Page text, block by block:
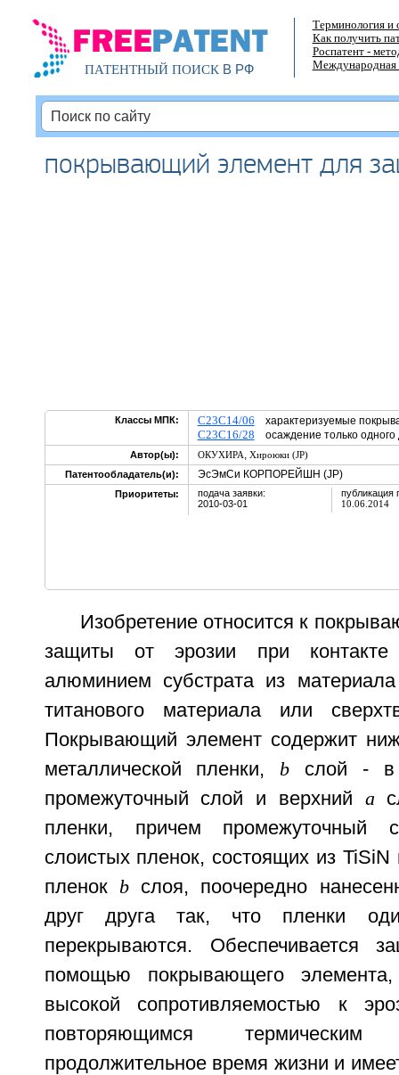
ПАТЕНТНЫЙ ПОИСКВ РФ
Терминология и
Как получить
Роспатент -
Международная
покрывающий элемент для
Классы МПК: C23C14/06 характеризуемые
C23C16/28 осаждение только одного
Автор(ы): ОКУХИРА, Хироюки (JP)
Патентообладатель(и):
ЭсЭмСи КОРПОРЕЙШН (JP)
Приоритеты:
подача заявки:
2010-03-01
публикация
10.06.2014
Изобретение относится к
защиты от эрозии при
алюминием субстрата из
титанового материала или
Покрывающий элемент содержит
металлической пленки, b слой - в
промежуточный слой и верхний а
пленки, причем промежуточный
слоистых пленок, состоящих из
пленок b слоя, поочередно
друг друга так, что пленки
перекрываются. Обеспечивается
помощью покрывающего
высокой сопротивляемостью к
повторяющимся
продолжительное время жизни и